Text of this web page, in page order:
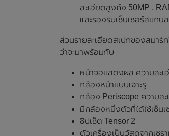
ละเอียดสูงถึง 50MP ,
และรองรับเซ็นเซอร์สแก
ส่วนรายละเอียดสเปกของสมา
ว่าจะมาพร้อมกับ
หน้าจอแสดงผล ความละเ
กล้องหน้าแบบเจาะรู
กล้อง Periscope ความละ
มีกล้องหนึ่งตัวที่ได้ใช้เซ็นเ
ชิปเซ็ต Tensor 2
ตัวเครื่องเป็นวัสดุจากเซร